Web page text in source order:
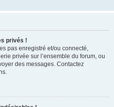
privés !
pas enregistré et/ou connecté,
privée sur l’ensemble du forum, ou
des messages. Contactez